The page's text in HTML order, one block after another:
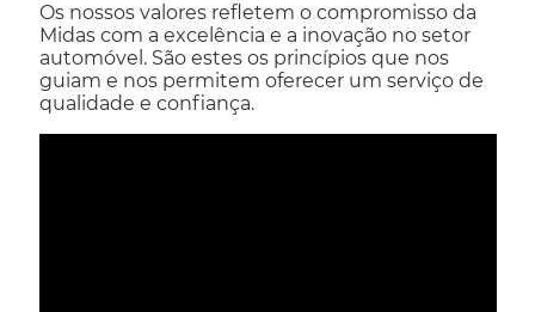
Os nossos valores refletem o compromisso da
Midas com a excelência e a inovação no setor
automóvel. São estes os princípios que nos
guiam e nos permitem oferecer um serviço de
qualidade e confiança.